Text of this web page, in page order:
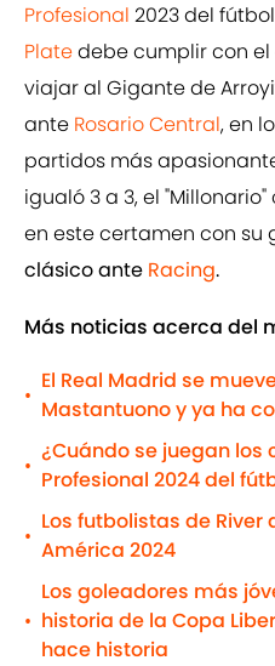
Profesional 2023 del
Platedebe cumplir con
viajar al Gigante de
ante Rosario Central, en
partidos más
igualó 3 a 3,el
en este certamen con su
clásico ante Racing.
Más noticias acerca del
•
El Real Madrid se
Mastantuono y ya ha
•
¿Cuándo se juegan los
Profesional 2024 del
•
Los futbolistas de
América 2024
•
Los goleadores más
historia de la Copa
hace historia